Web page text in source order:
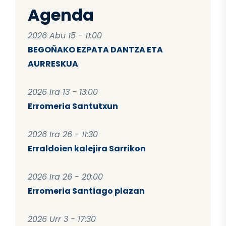
Agenda
2026 Abu 15 - 11:00
BEGOÑAKO EZPATA DANTZA ETA
AURRESKUA
2026 Ira 13 - 13:00
Erromeria Santutxun
2026 Ira 26 - 11:30
Erraldoien kalejira Sarrikon
2026 Ira 26 - 20:00
Erromeria Santiago plazan
2026 Urr 3 - 17:30